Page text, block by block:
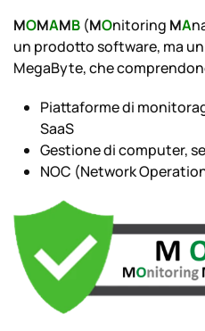
MOMAMB (MOnitoring MA
un prodotto software, ma
MegaByte, che
Piattaforme di
SaaS
Gestione di computer,
NOC (Network